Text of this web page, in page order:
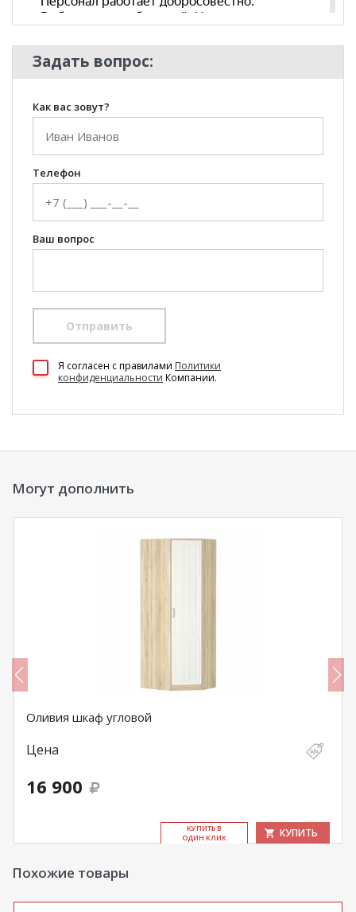
Комната
Кабинет/Офис
Пол
Задать вопрос:
Как вас зовут?
Телефон
Ваш вопрос
Отправить
Я согласен c правилами Политики
конфиденциальности Компании.
Могут дополнить
Оливия шкаф угловой
Цена
16 900
КУ­ПИТЬ В
ОДИН КЛИК
КУПИТЬ
Похожие товары